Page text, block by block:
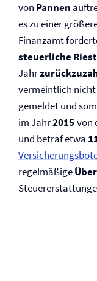
von Pannen
es zu einer
Finanzamt
steuerliche
Jahr
vermeintlich nicht
gemeldet und
im Jahr2015von
und betraf etwa
regelmäßige